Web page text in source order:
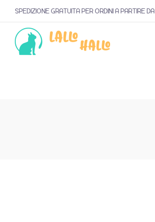
SPEDIZIONE GRATUITA PER ORDINI A PARTIRE DA